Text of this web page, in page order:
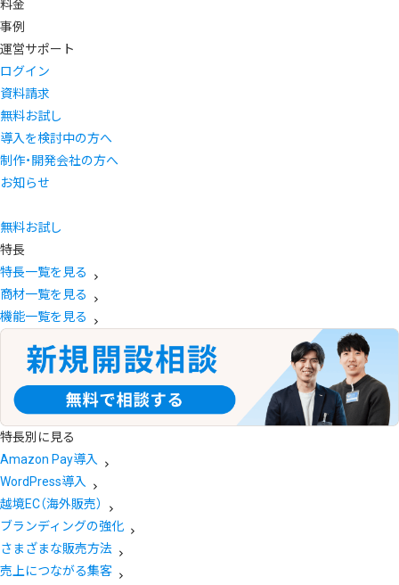
料金
事例
運営サポート
ログイン
資料請求
無料お試し
導入を検討中の方へ
制作・開発会社の方へ
お知らせ
無料お試し
特長
特長一覧を見る
商材一覧を見る
機能一覧を見る
特長別に見る
Amazon Pay導入
WordPress導入
越境EC（海外販売）
ブランディングの強化
さまざまな販売方法
売上につながる集客